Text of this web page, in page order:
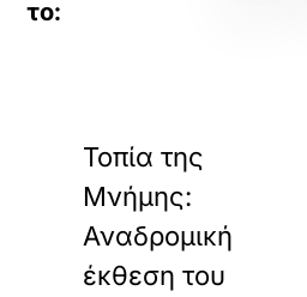
Τοπία της
Μνήμης:
Αναδρομική
έκθεση του